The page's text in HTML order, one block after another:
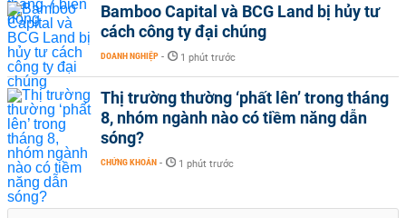
Bamboo Capital và BCG Land bị hủy tư
cách công ty đại chúng
DOANH NGHIỆP - 1 phút trước
Thị trường thường ‘phất lên’ trong tháng
8, nhóm ngành nào có tiềm năng dẫn
sóng?
CHỨNG KHOÁN - 1 phút trước